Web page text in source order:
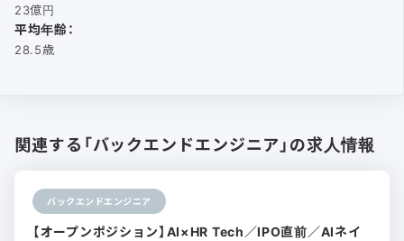
23億円
平均年齢：
28.5歳
関連する「バックエンドエンジニア」の求人情報
バックエンドエンジニア
【オープンポジション】AI×HR Tech／IPO直前／AIネイ